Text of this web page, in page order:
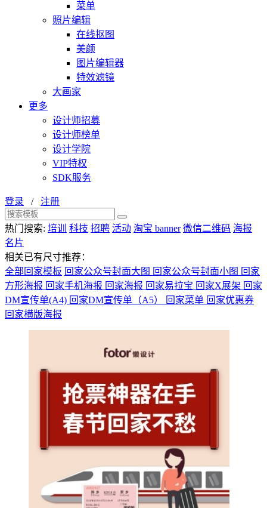
菜单
照片编辑
在线抠图
美颜
图片编辑器
特效滤镜
大画家
更多
设计师招募
设计师榜单
设计学院
VIP特权
SDK服务
登录 / 注册
热门搜索: 培训 科技 招聘 活动 淘宝 banner 微信二维码 海报
名片
相关已有尺寸推荐：
全部回家模板 回家公众号封面大图 回家公众号封面小图 回家
方形海报 回家手机海报 回家海报 回家易拉宝 回家X展架 回家
DM宣传单(A4) 回家DM宣传单（A5） 回家菜单 回家优惠券
回家横版海报